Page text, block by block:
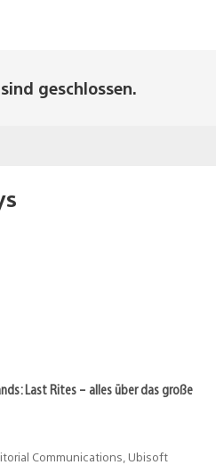
geschlossen.
Last Rites – alles über das große
Communications, Ubisoft